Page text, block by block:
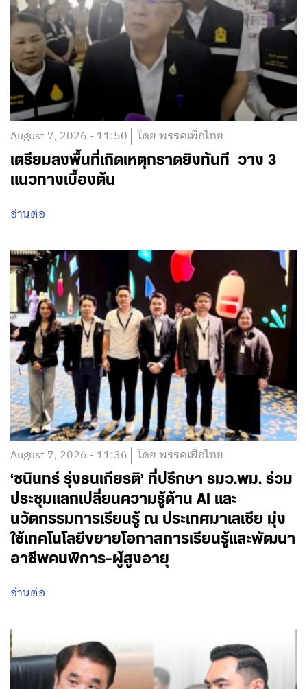
August 7, 2026 - 11:50 โดย พรรคเพื่อไทย
เตรียมลงพื้นที่เกิดเหตุกราดยิงทันที วาง 3
แนวทางเบื้องต้น
อ่านต่อ
August 7, 2026 - 11:36 โดย พรรคเพื่อไทย
‘ชนินทร์ รุ่งธนเกียรติ’ ที่ปรึกษา รมว.พม. ร่วม
ประชุมแลกเปลี่ยนความรู้ด้าน AI และ
นวัตกรรมการเรียนรู้ ณ ประเทศมาเลเซีย มุ่ง
ใช้เทคโนโลยีขยายโอกาสการเรียนรู้และพัฒนา
อาชีพคนพิการ-ผู้สูงอายุ
อ่านต่อ